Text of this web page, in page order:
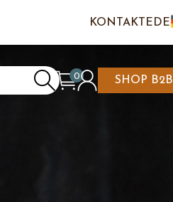
KONTAKTE DE
0 SHOP B2B